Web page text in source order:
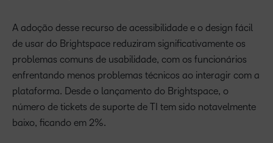
A adoção desse recurso de acessibilidade e o design fácil
de usar do Brightspace reduziram significativamente os
problemas comuns de usabilidade, com os funcionários
enfrentando menos problemas técnicos ao interagir com a
plataforma. Desde o lançamento do Brightspace, o
número de tickets de suporte de TI tem sido notavelmente
baixo, ficando em 2%.